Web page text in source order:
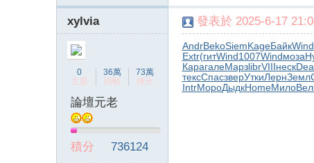
xylvia
0
主題
36萬
回帖
73萬
積分
論壇元老
積分
736124
發表於 2025-6-17
AndrBekoSiemKageБайкWind
Extr(гитWind1007Windмоза
КарагалеМарзlibrVIIIнеск
тексСпасзверУткиЛернЗемл
IntrМороДыдкHomeМило